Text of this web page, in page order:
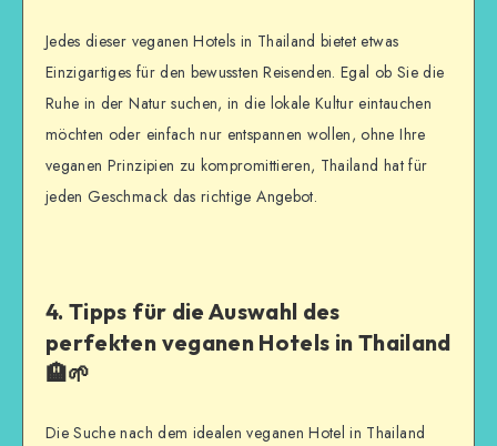
Jedes dieser veganen Hotels in Thailand bietet etwas
Einzigartiges für den bewussten Reisenden. Egal ob Sie die
Ruhe in der Natur suchen, in die lokale Kultur eintauchen
möchten oder einfach nur entspannen wollen, ohne Ihre
veganen Prinzipien zu kompromittieren, Thailand hat für
jeden Geschmack das richtige Angebot.
4. Tipps für die Auswahl des
perfekten veganen Hotels in Thailand
🏨🌱
Die Suche nach dem idealen veganen Hotel in Thailand